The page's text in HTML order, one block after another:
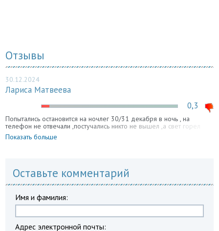
Отзывы
30.12.2024
Лариса Матвеева
0,3
Попытались остановится на ночлег 30/31 декабря в ночь , на
телефон не отвечали ,постучались никто не вышел ,а свет горел
Показать больше
Оставьте комментарий
Имя и фамилия:
Адрес электронной почты: